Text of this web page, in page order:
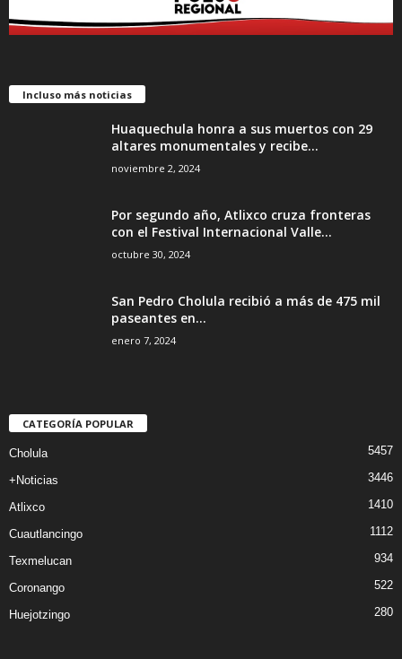
Incluso más noticias
Huaquechula honra a sus muertos con 29
altares monumentales y recibe...
noviembre 2, 2024
Por segundo año, Atlixco cruza fronteras
con el Festival Internacional Valle...
octubre 30, 2024
San Pedro Cholula recibió a más de 475 mil
paseantes en...
enero 7, 2024
CATEGORÍA POPULAR
Cholula 5457
+Noticias 3446
Atlixco 1410
Cuautlancingo 1112
Texmelucan 934
Coronango 522
Huejotzingo 280